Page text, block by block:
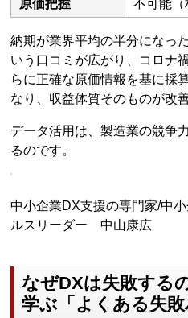
原価把握 不可能（
納期が業界平均の半分になっ
いう口コミが広がり、コロナ
らに正確な原価情報を基に採
なり、収益体質そのものが改
データ活用は、製造業の競争
るのです。
中小企業DX支援の専門家/中
ルスリーダー 中山康広
なぜDXは失敗する
学ぶ「よくある失敗